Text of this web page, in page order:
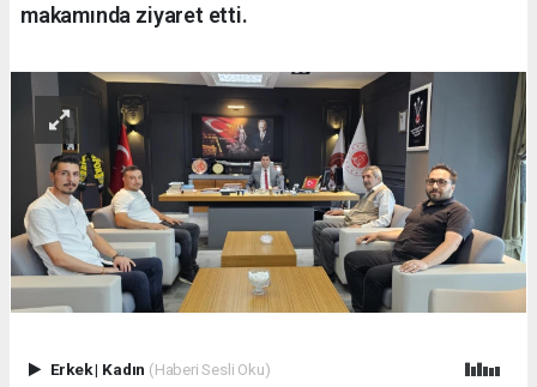
makamında ziyaret etti.
Erkek| Kadın (Haberi Sesli Oku)